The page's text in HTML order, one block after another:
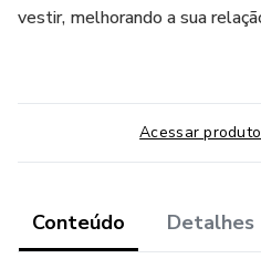
vestir, melhorando a sua
Acessar
Conteúdo Detalhes